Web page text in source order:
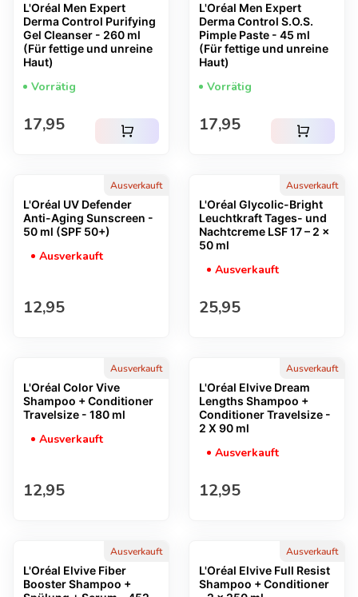
L'Oréal Men Expert
Derma Control Purifying
Gel Cleanser - 260 ml
(Für fettige und unreine
Haut)
Vorrätig
Regulärer Preis
17,95 shopping_cart
L'Oréal Men Expert
Derma Control S.O.S.
Pimple Paste - 45 ml
(Für fettige und unreine
Haut)
Vorrätig
Regulärer Preis
17,95 shopping_cart
Ausverkauft
L'Oréal UV Defender
Anti-Aging Sunscreen -
50 ml (SPF 50+)
Ausverkauft
Regulärer Preis
12,95
Ausverkauft
L'Oréal Glycolic-Bright
Leuchtkraft Tages- und
Nachtcreme LSF 17 – 2 x
50 ml
Ausverkauft
Regulärer Preis
25,95
Ausverkauft
L'Oréal Color Vive
Shampoo + Conditioner
Travelsize - 180 ml
Ausverkauft
Regulärer Preis
12,95
Ausverkauft
L'Oréal Elvive Dream
Lengths Shampoo +
Conditioner Travelsize -
2 X 90 ml
Ausverkauft
Regulärer Preis
12,95
Ausverkauft
L'Oréal Elvive Fiber
Booster Shampoo +
Ausverkauft
L'Oréal Elvive Full Resist
Shampoo + Conditioner